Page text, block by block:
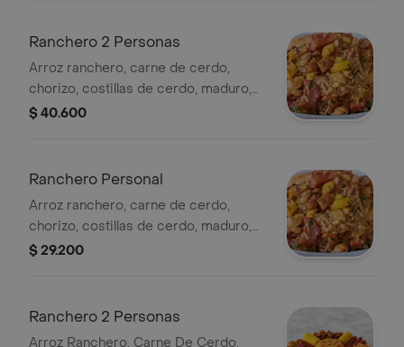
Ranchero 2 Personas
Arroz ranchero, carne de cerdo,
chorizo, costillas de cerdo, maduro,
maíz, pollo desmechado, chicharrón y
$ 40.600
Ranchero Personal
Arroz ranchero, carne de cerdo,
chorizo, costillas de cerdo, maduro,
maíz, pollo desmechado, chicharrón y
$ 29.200
Ranchero 2 Personas
Arroz Ranchero, Carne De Cerdo,